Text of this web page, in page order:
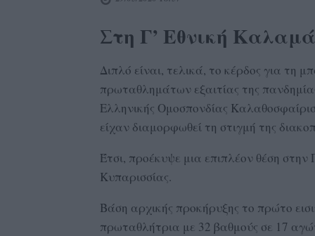
Στη Γ’ Εθνική
Διπλό είναι, τελικά, το κέρδος για
πρωταθλημάτων εξαιτίας της
Ελληνικής Ομοσπονδίας
είχαν διαμορφωθεί τη στιγμή της
Έτσι, προέκυψε μια επιπλέον θέση
Κυπαρισσίας.
Βάση αρχικής προκήρυξης το πρώτο
πρωταθλήτρια με 32 βαθμούς σε 17